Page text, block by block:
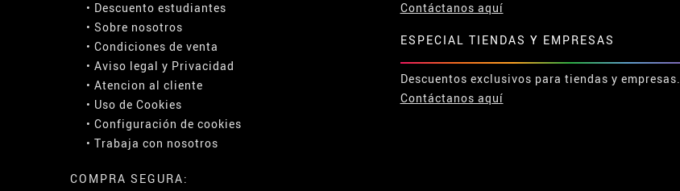
• Descuento estudiantes
• Sobre nosotros
• Condiciones de venta
• Aviso legal y Privacidad
• Atencion al cliente
• Uso de Cookies
• Configuración de cookies
• Trabaja con nosotros
Contáctanos aquí
ESPECIAL TIENDAS Y EMPRESAS
Descuentos exclusivos para tiendas y empresas.
Contáctanos aquí
COMPRA SEGURA: